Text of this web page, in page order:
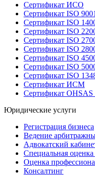
Сертификат ИСО
Сертификат ISO 9001
Сертификат ISO
Сертификат ISO
Сертификат ISO
Сертификат ISO
Сертификат ISO
Сертификат ISO
Сертификат ISO
Сертификат ИСМ
Сертификат OHSAS
Юридические услуги
Регистрация бизнеса
Ведение
Адвокатский
Специальная оценка
Оценка
Консалтинг